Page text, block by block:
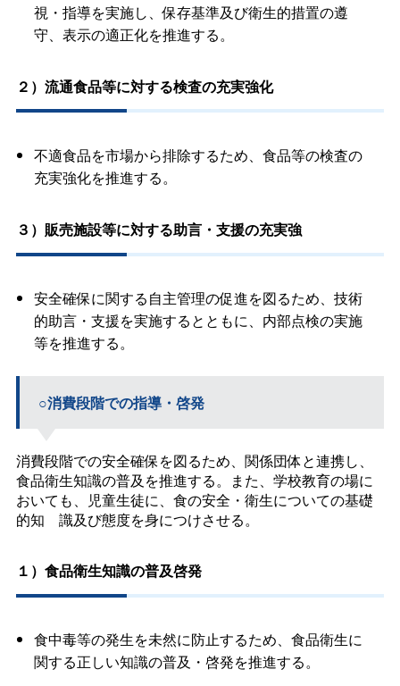
視・指導を実施し、保存基準及び衛生的措置の遵
守、表示の適正化を推進する。
２）流通食品等に対する検査の充実強化
不適食品を市場から排除するため、食品等の検査の
充実強化を推進する。
３）販売施設等に対する助言・支援の充実強
安全確保に関する自主管理の促進を図るため、技術
的助言・支援を実施するとともに、内部点検の実施
等を推進する。
○消費段階での指導・啓発
消費段階での安全確保を図るため、関係団体と連携し、
食品衛生知識の普及を推進する。また、学校教育の場に
おいても、児童生徒に、食の安全・衛生についての基礎
的知 識及び態度を身につけさせる。
１）食品衛生知識の普及啓発
食中毒等の発生を未然に防止するため、食品衛生に
関する正しい知識の普及・啓発を推進する。